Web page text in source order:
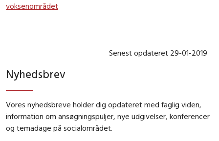
voksenområdet
Senest opdateret 29-01-2019
Nyhedsbrev
Vores nyhedsbreve holder dig opdateret med faglig viden,
information om ansøgningspuljer, nye udgivelser, konferencer
og temadage på socialområdet.